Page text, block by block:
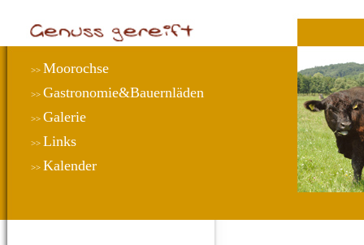
>> Moorochse
>> Gastronomie&Bauernläden
>> Galerie
>> Links
>> Kalender